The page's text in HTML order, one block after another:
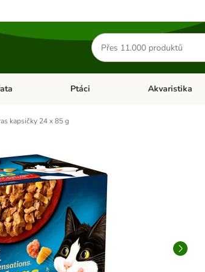
Hledat
produkty
Kočky Otevřít menu: Malá zvířata
Ptáci Otevřít menu: Ptáci
Akvaristika
kapsičky 24 x 85 g